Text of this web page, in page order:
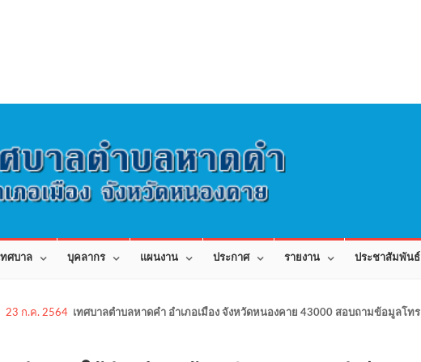
ทศบาล บุคลากร แผนงาน ประกาศ รายงาน ประชาสัมพันธ์
23 ก.ค. 2564 เทศบาลตำบลหาดคำ อำเภอเมือง จังหวัดหนองคาย 43000 สอบถามข้อมูลโท